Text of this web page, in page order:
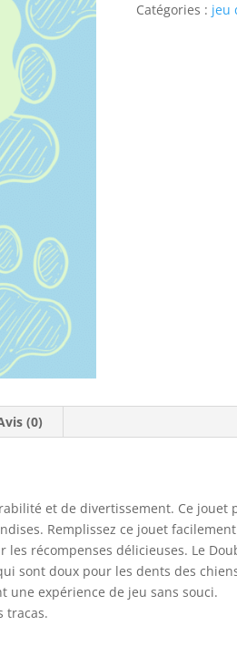
Catégories : jeu
(0)
et de divertissement. Ce
Remplissez ce jouet
récompenses délicieuses. Le
sont doux pour les dents des
une expérience de jeu sans souci.
tracas.